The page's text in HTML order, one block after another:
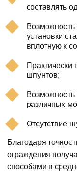
составлять
Возможность
установки
вплотную к
Практически
шпунтов;
различных
Отсутствие
Благодаря
ограждения
способами в